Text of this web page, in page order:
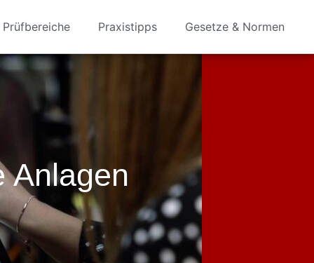
Prüfbereiche Praxistipps Gesetze & Normen
Anlagen